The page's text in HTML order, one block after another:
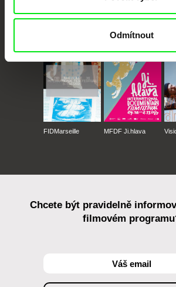
Odmítnout
CPH:DOX Doclisboa
Millennium
FIDMarseille MFDF Ji.hlava
Chcete být pravidelně
filmovém